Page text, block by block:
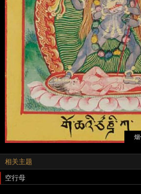
烟
相关主题
空行母